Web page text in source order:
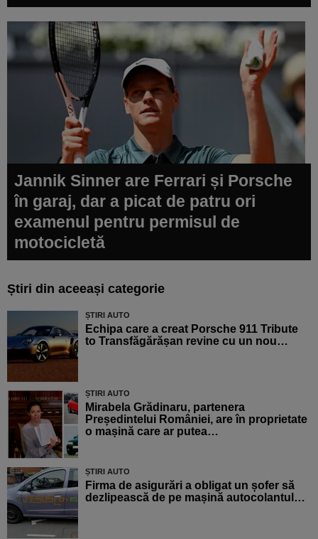
Jannik Sinner are Ferrari și Porsche
în garaj, dar a picat de patru ori
examenul pentru permisul de
motocicletă
Știri din aceeași categorie
ȘTIRI AUTO
Echipa care a creat Porsche 911 Tribute
to Transfăgărășan revine cu un nou…
ȘTIRI AUTO
Mirabela Grădinaru, partenera
Președintelui României, are în proprietate
o mașină care ar putea…
ȘTIRI AUTO
Firma de asigurări a obligat un șofer să
dezlipească de pe mașină autocolantul…